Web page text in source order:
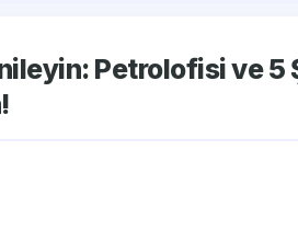
Petrolofisi ve 5